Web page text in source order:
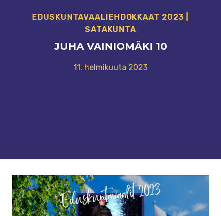
EDUSKUNTAVAALI­EHDOKKAAT 2023
SATAKUNTA
JUHA VAINIOMÄKI 10
11. helmikuuta 2023